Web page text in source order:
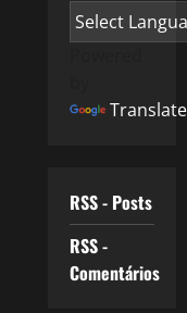
Translate
RSS - Posts
RSS -
Comentários